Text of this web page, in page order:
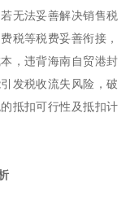
无法妥善解决销售税
税等税费妥善衔接，
，违背海南自贸港封
发税收流失风险，破
抵扣可行性及抵扣计